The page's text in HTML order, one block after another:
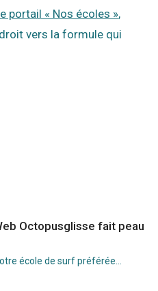
portail « Nos écoles »,
vers la formule qui
Octopusglisse fait peau
école de surf préférée...